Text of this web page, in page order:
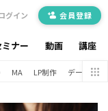
ミナー 動画 講座
グイン 会員登録
MA LP制作 データ分析